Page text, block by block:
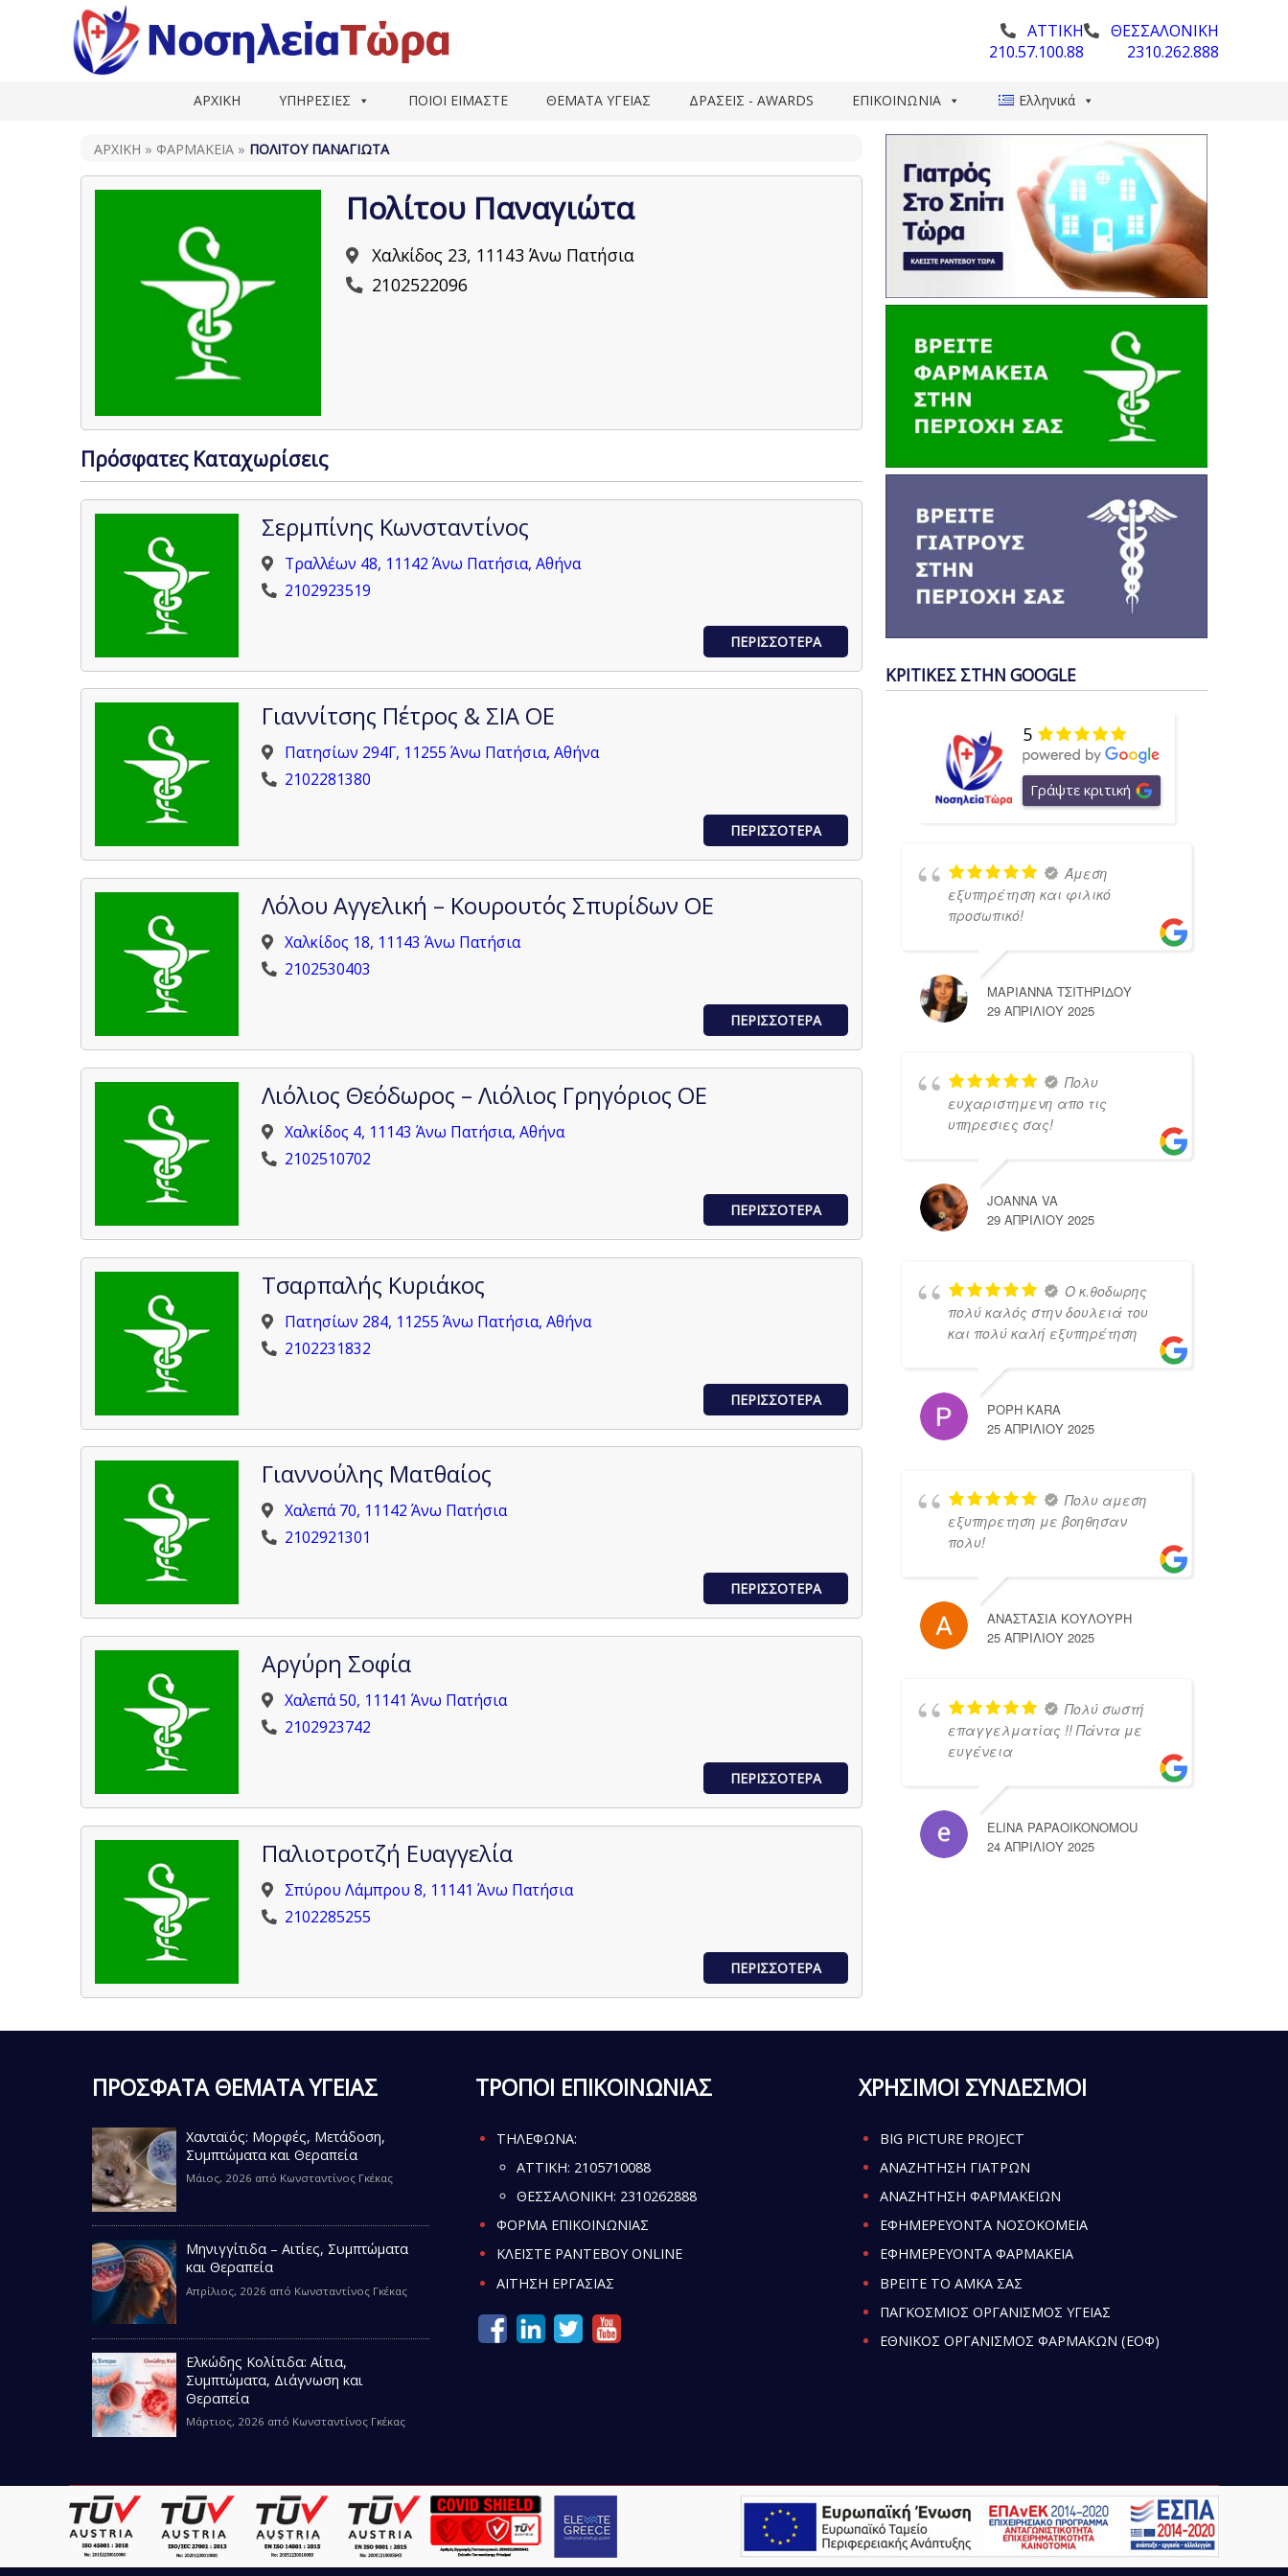
ΑΤΤΙΚΗ
210.57.100.88
ΘΕΣΣΑΛΟΝΙΚΗ
2310.262.888
ΑΡΧΙΚΗ ΥΠΗΡΕΣΙΕΣ ΠΟΙΟΙ ΕΙΜΑΣΤΕ ΘΕΜΑΤΑ ΥΓΕΙΑΣ ΔΡΑΣΕΙΣ - AWARDS ΕΠΙΚΟΙΝΩΝΙΑ Ελληνικά
ΑΡΧΙΚΗ » ΦΑΡΜΑΚΕΊΑ » ΠΟΛΊΤΟΥ ΠΑΝΑΓΙΏΤΑ
Πολίτου Παναγιώτα
Χαλκίδος 23, 11143 Άνω Πατήσια
2102522096
Πρόσφατες Καταχωρίσεις
Σερμπίνης Κωνσταντίνος
Τραλλέων 48, 11142 Άνω Πατήσια, Αθήνα
2102923519
ΠΕΡΙΣΣΟΤΕΡΑ
Γιαννίτσης Πέτρος & ΣΙΑ ΟΕ
Πατησίων 294Γ, 11255 Άνω Πατήσια, Αθήνα
2102281380
ΠΕΡΙΣΣΟΤΕΡΑ
Λόλου Αγγελική – Κουρουτός Σπυρίδων ΟΕ
Χαλκίδος 18, 11143 Άνω Πατήσια
2102530403
ΠΕΡΙΣΣΟΤΕΡΑ
Λιόλιος Θεόδωρος – Λιόλιος Γρηγόριος ΟΕ
Χαλκίδος 4, 11143 Άνω Πατήσια, Αθήνα
2102510702
ΠΕΡΙΣΣΟΤΕΡΑ
Τσαρπαλής Κυριάκος
Πατησίων 284, 11255 Άνω Πατήσια, Αθήνα
2102231832
ΠΕΡΙΣΣΟΤΕΡΑ
Γιαννούλης Ματθαίος
Χαλεπά 70, 11142 Άνω Πατήσια
2102921301
ΠΕΡΙΣΣΟΤΕΡΑ
Αργύρη Σοφία
Χαλεπά 50, 11141 Άνω Πατήσια
2102923742
ΠΕΡΙΣΣΟΤΕΡΑ
Παλιοτροτζή Ευαγγελία
Σπύρου Λάμπρου 8, 11141 Άνω Πατήσια
2102285255
ΠΕΡΙΣΣΟΤΕΡΑ
ΚΡΙΤΙΚΕΣ ΣΤΗΝ GOOGLE
5
Γράψτε κριτική
Άμεση
εξυπηρέτηση και φιλικό
προσωπικό!
ΜΑΡΙΑΝΝΑ ΤΣΙΤΗΡΙΔΟΥ
29 ΑΠΡΙΛΊΟΥ 2025
Πολυ
ευχαριστημενη απο τις
υπηρεσιες σας!
JOANNA VA
29 ΑΠΡΙΛΊΟΥ 2025
Ο κ.θοδωρης
πολύ καλός στην δουλειά του
και πολύ καλή εξυπηρέτηση
POPH KARA
25 ΑΠΡΙΛΊΟΥ 2025
Πολυ αμεση
εξυπηρετηση με βοηθησαν
πολυ!
ΑΝΑΣΤΑΣΙΑ ΚΟΥΛΟΥΡΗ
25 ΑΠΡΙΛΊΟΥ 2025
Πολύ σωστή
επαγγελματίας !! Πάντα με
ευγένεια
ELINA PAPAOIKONOMOU
24 ΑΠΡΙΛΊΟΥ 2025
ΠΡΟΣΦΑΤΑ ΘΕΜΑΤΑ ΥΓΕΙΑΣ
Χανταϊός: Μορφές, Μετάδοση,
Συμπτώματα και Θεραπεία
Μάιος, 2026 από Κωνσταντίνος Γκέκας
Μηνιγγίτιδα – Αιτίες, Συμπτώματα
και Θεραπεία
Απρίλιος, 2026 από Κωνσταντίνος Γκέκας
Ελκώδης Κολίτιδα: Αίτια,
Συμπτώματα, Διάγνωση και
Θεραπεία
Μάρτιος, 2026 από Κωνσταντίνος Γκέκας
ΤΡΟΠΟΙ ΕΠΙΚΟΙΝΩΝΙΑΣ
ΤΗΛΕΦΩΝΑ:
ATTIKH: 2105710088
ΘΕΣΣΑΛΟΝΙΚΗ: 2310262888
ΦΟΡΜΑ ΕΠΙΚΟΙΝΩΝΙΑΣ
ΚΛΕΙΣΤΕ ΡΑΝΤΕΒΟΥ ONLINE
ΑΙΤΗΣΗ ΕΡΓΑΣΙΑΣ
ΧΡΗΣΙΜΟΙ ΣΥΝΔΕΣΜΟΙ
BIG PICTURE PROJECT
ΑΝΑΖΗΤΗΣΗ ΓΙΑΤΡΩΝ
ΑΝΑΖΗΤΗΣΗ ΦΑΡΜΑΚΕΙΩΝ
ΕΦΗΜΕΡΕΥΟΝΤΑ ΝΟΣΟΚΟΜΕΙΑ
ΕΦΗΜΕΡΕΥΟΝΤΑ ΦΑΡΜΑΚΕΙΑ
ΒΡΕΙΤΕ ΤΟ ΑΜΚΑ ΣΑΣ
ΠΑΓΚΟΣΜΙΟΣ ΟΡΓΑΝΙΣΜΟΣ ΥΓΕΙΑΣ
ΕΘΝΙΚΟΣ ΟΡΓΑΝΙΣΜΟΣ ΦΑΡΜΑΚΩΝ (ΕΟΦ)